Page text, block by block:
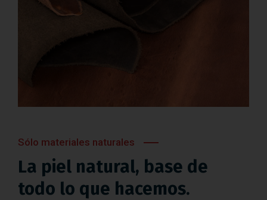
Sólo materiales naturales
La piel natural, base de
todo lo que hacemos.